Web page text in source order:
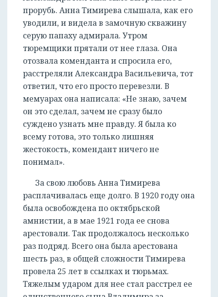
прорубь. Анна Тимирева слышала, как его
уводили, и видела в замочную скважину
серую папаху адмирала. Утром
тюремщики прятали от нее глаза. Она
отозвала коменданта и спросила его,
расстреляли Александра Васильевича, тот
ответил, что его просто перевезли. В
мемуарах она написала: «Не знаю, зачем
он это сделал, зачем не сразу было
суждено узнать мне правду. Я была ко
всему готова, это только лишняя
жестокость, комендант ничего не
понимал».
За свою любовь Анна Тимирева
расплачивалась еще долго. В 1920 году она
была освобождена по октябрьской
амнистии, а в мае 1921 года ее снова
арестовали. Так продолжалось несколько
раз подряд. Всего она была арестована
шесть раз, в общей сложности Тимирева
провела 25 лет в ссылках и тюрьмах.
Тяжелым ударом для нее стал расстрел ее